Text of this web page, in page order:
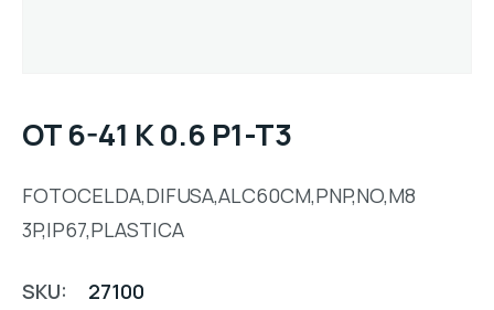
OT 6-41 K 0.6 P1-T3
FOTOCELDA,DIFUSA,ALC60CM,PNP,NO,M8
3P,IP67,PLASTICA
SKU:
27100